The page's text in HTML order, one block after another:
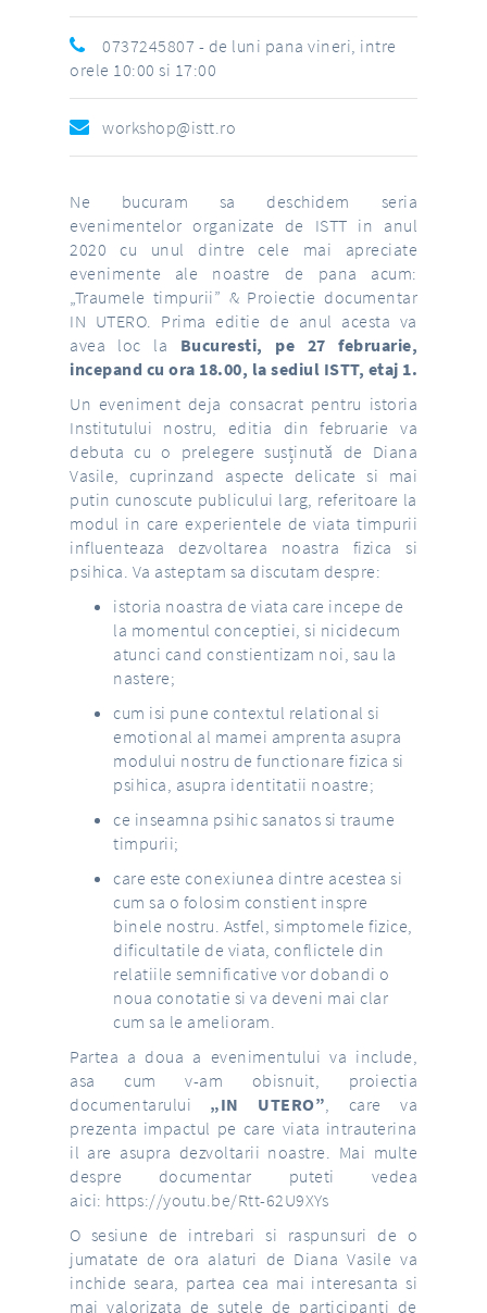
0737245807 - de luni pana vineri, intre
orele 10:00 si 17:00
workshop@istt.ro
Ne bucuram sa deschidem seria
evenimentelor organizate de ISTT in anul
2020 cu unul dintre cele mai apreciate
evenimente ale noastre de pana acum:
„Traumele timpurii” & Proiectie documentar
IN UTERO. Prima editie de anul acesta va
avea loc la Bucuresti, pe 27 februarie,
incepand cu ora 18.00, la sediul ISTT, etaj 1.
Un eveniment deja consacrat pentru istoria
Institutului nostru, editia din februarie va
debuta cu o prelegere susținută de Diana
Vasile, cuprinzand aspecte delicate si mai
putin cunoscute publicului larg, referitoare la
modul in care experientele de viata timpurii
influenteaza dezvoltarea noastra fizica si
psihica. Va asteptam sa discutam despre:
istoria noastra de viata care incepe de
la momentul conceptiei, si nicidecum
atunci cand constientizam noi, sau la
nastere;
cum isi pune contextul relational si
emotional al mamei amprenta asupra
modului nostru de functionare fizica si
psihica, asupra identitatii noastre;
ce inseamna psihic sanatos si traume
timpurii;
care este conexiunea dintre acestea si
cum sa o folosim constient inspre
binele nostru. Astfel, simptomele fizice,
dificultatile de viata, conflictele din
relatiile semnificative vor dobandi o
noua conotatie si va deveni mai clar
cum sa le amelioram.
Partea a doua a evenimentului va include,
asa cum v-am obisnuit, proiectia
documentarului „IN UTERO” , care va
prezenta impactul pe care viata intrauterina
il are asupra dezvoltarii noastre. Mai multe
despre documentar puteti vedea
aici: https://youtu.be/Rtt-62U9XYs
O sesiune de intrebari si raspunsuri de o
jumatate de ora alaturi de Diana Vasile va
inchide seara, partea cea mai interesanta si
mai valorizata de sutele de participanti de